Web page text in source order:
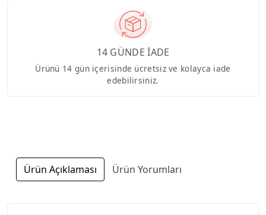
14 GÜNDE İADE
Ürünü 14 gün içerisinde ücretsiz ve kolayca iade
edebilirsiniz.
Ürün Açıklaması Ürün Yorumları